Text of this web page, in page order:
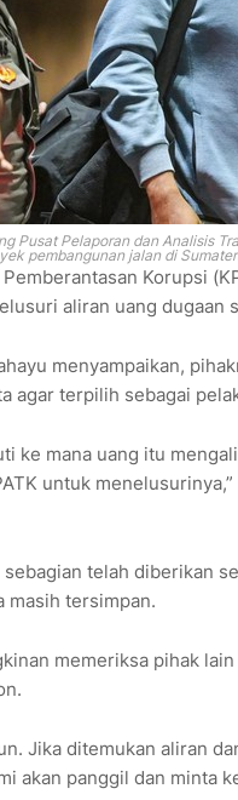
Pusat Pelaporan dan Analisis
pembangunan jalan di
Korupsi
aliran uang
menyampaikan,
agar terpilih sebagai
ke mana uang itu
untuk
telah diberikan
masih tersimpan.
memeriksa pihak
Jika ditemukan aliran
akan panggil dan minta